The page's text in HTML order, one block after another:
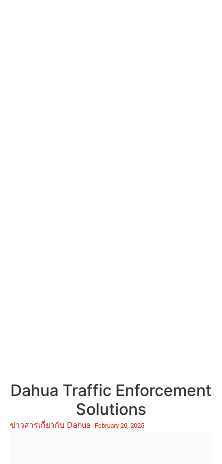
Dahua Traffic Enforcement
Solutions
ข่าวสารเกี่ยวกับ Dahua February 20, 2025